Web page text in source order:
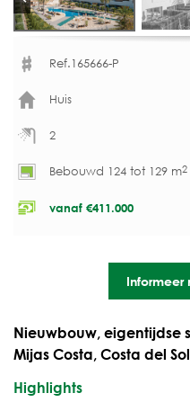
Ref.165666-P
Huis
2
Bebouwd 124 tot 129 m2
vanaf €411.000
Informeer
Nieuwbouw, eigentijdse
Mijas Costa, Costa del Sol
Highlights